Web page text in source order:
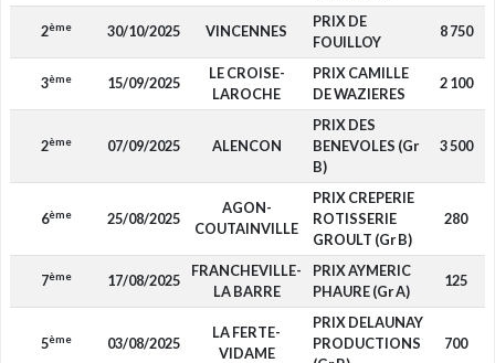
2ème 30/10/2025 VINCENNES
PRIX DE
FOUILLOY
8 750
3ème 15/09/2025
LE CROISE-
LAROCHE
PRIX CAMILLE
DE WAZIERES
2 100
2ème 07/09/2025 ALENCON
PRIX DES
BENEVOLES (Gr
B)
3 500
6ème 25/08/2025
AGON-
COUTAINVILLE
PRIX CREPERIE
ROTISSERIE
GROULT (Gr B)
280
7ème 17/08/2025
FRANCHEVILLE-
LA BARRE
PRIX AYMERIC
PHAURE (Gr A)
125
5ème 03/08/2025
LA FERTE-
VIDAME
PRIX DELAUNAY
PRODUCTIONS
700